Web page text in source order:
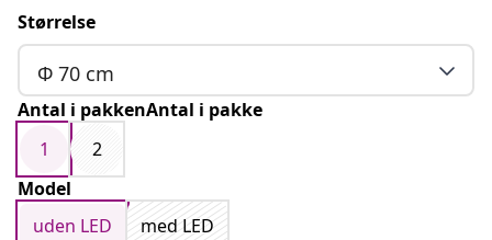
Størrelse
Φ 70 cm
Antal i pakkenAntal i pakke
1
2
Model
uden LED
med LED